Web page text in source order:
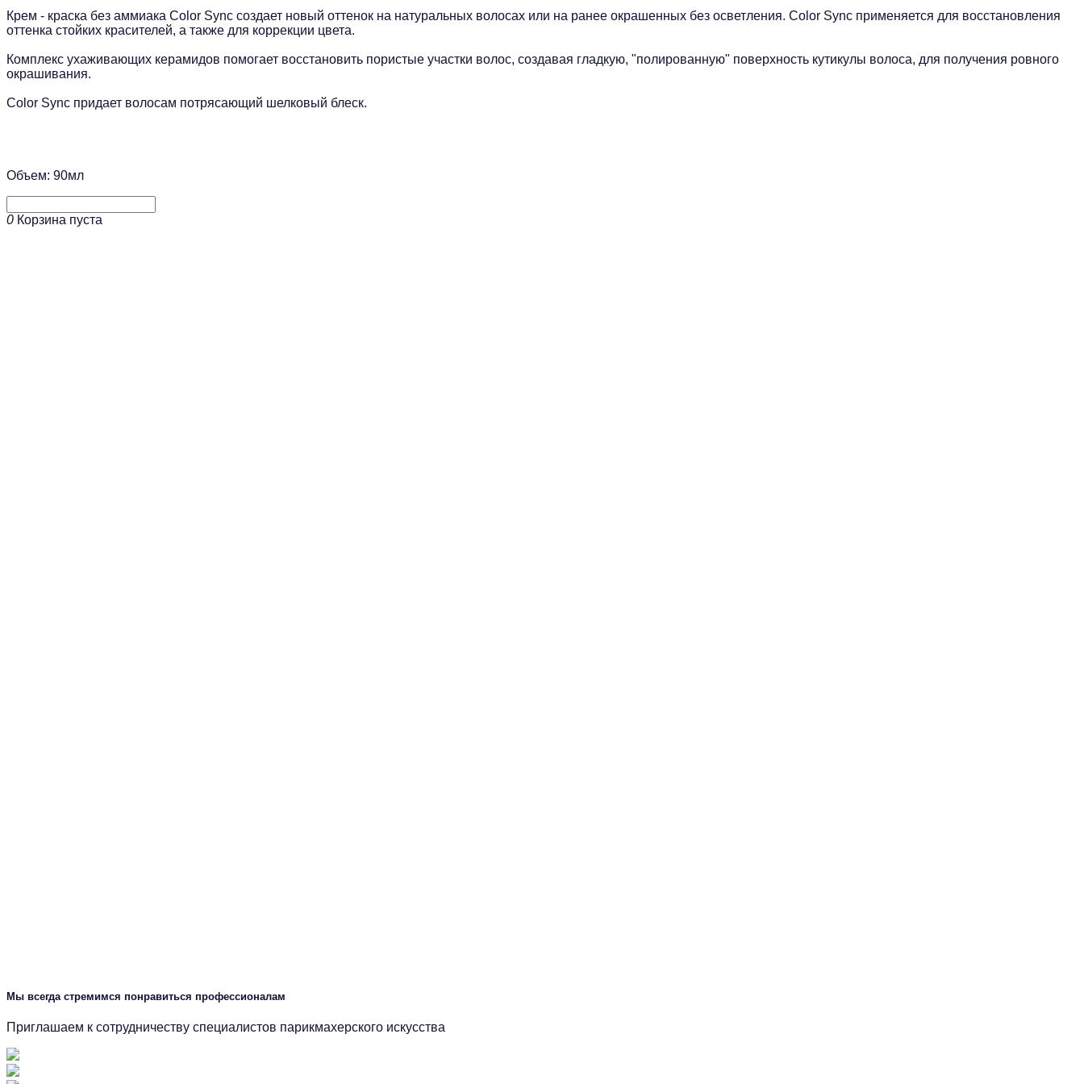
Крем - краска без аммиака Сolor Sync создает новый оттенок на натуральных волосах или на ранее окрашенных без осветления. Color Sync применяется для восстановления
оттенка стойких красителей, а также для коррекции цвета.
Комплекс ухаживающих керамидов помогает восстановить пористые участки волос, создавая гладкую, "полированную" поверхность кутикулы волоса, для получения ровного
окрашивания.
Color Sync придает волосам потрясающий шелковый блеск.
Объем: 90мл
0 Корзина пуста
Мы всегда стремимся понравиться профессионалам
Приглашаем к сотрудничеству специалистов парикмахерского искусства